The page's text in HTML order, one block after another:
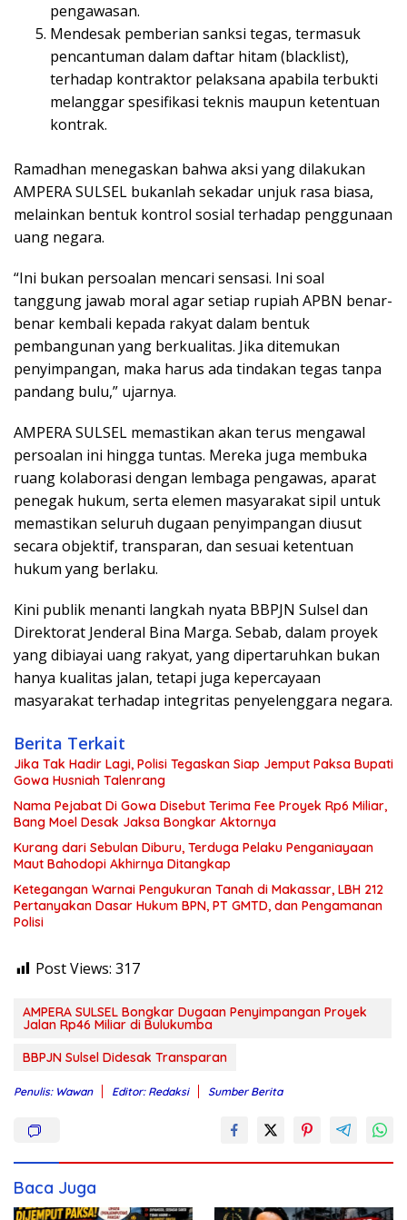
pengawasan.
Mendesak pemberian sanksi tegas, termasuk
pencantuman dalam daftar hitam (blacklist),
terhadap kontraktor pelaksana apabila terbukti
melanggar spesifikasi teknis maupun ketentuan
kontrak.
Ramadhan menegaskan bahwa aksi yang dilakukan
AMPERA SULSEL bukanlah sekadar unjuk rasa biasa,
melainkan bentuk kontrol sosial terhadap penggunaan
uang negara.
“Ini bukan persoalan mencari sensasi. Ini soal
tanggung jawab moral agar setiap rupiah APBN benar-
benar kembali kepada rakyat dalam bentuk
pembangunan yang berkualitas. Jika ditemukan
penyimpangan, maka harus ada tindakan tegas tanpa
pandang bulu,” ujarnya.
AMPERA SULSEL memastikan akan terus mengawal
persoalan ini hingga tuntas. Mereka juga membuka
ruang kolaborasi dengan lembaga pengawas, aparat
penegak hukum, serta elemen masyarakat sipil untuk
memastikan seluruh dugaan penyimpangan diusut
secara objektif, transparan, dan sesuai ketentuan
hukum yang berlaku.
Kini publik menanti langkah nyata BBPJN Sulsel dan
Direktorat Jenderal Bina Marga. Sebab, dalam proyek
yang dibiayai uang rakyat, yang dipertaruhkan bukan
hanya kualitas jalan, tetapi juga kepercayaan
masyarakat terhadap integritas penyelenggara negara.
Berita Terkait
Jika Tak Hadir Lagi, Polisi Tegaskan Siap Jemput Paksa Bupati
Gowa Husniah Talenrang
Nama Pejabat Di Gowa Disebut Terima Fee Proyek Rp6 Miliar,
Bang Moel Desak Jaksa Bongkar Aktornya
Kurang dari Sebulan Diburu, Terduga Pelaku Penganiayaan
Maut Bahodopi Akhirnya Ditangkap
Ketegangan Warnai Pengukuran Tanah di Makassar, LBH 212
Pertanyakan Dasar Hukum BPN, PT GMTD, dan Pengamanan
Polisi
Post Views: 317
AMPERA SULSEL Bongkar Dugaan Penyimpangan Proyek
Jalan Rp46 Miliar di Bulukumba
BBPJN Sulsel Didesak Transparan
Penulis: Wawan Editor: Redaksi Sumber Berita
Baca Juga